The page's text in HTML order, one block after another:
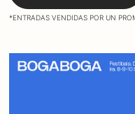
*ENTRADAS VENDIDAS POR UN